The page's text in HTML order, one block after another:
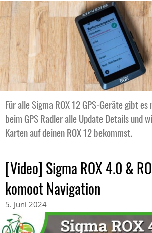
Für alle Sigma ROX 12 GPS-Geräte gibt
beim GPS Radler alle Update Details und
Karten auf deinen ROX 12 bekommst.
[Video] Sigma ROX 4.0 &
komoot Navigation
5. Juni 2024